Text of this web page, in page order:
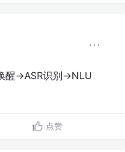
醒->ASR识别->NLU
点赞